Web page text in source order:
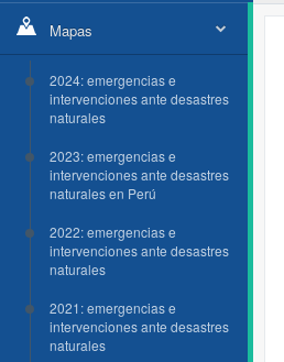
Mapas
2024: emergencias e
intervenciones ante desastres
naturales
2023: emergencias e
intervenciones ante desastres
naturales en Perú
2022: emergencias e
intervenciones ante desastres
naturales
2021: emergencias e
intervenciones ante desastres
naturales